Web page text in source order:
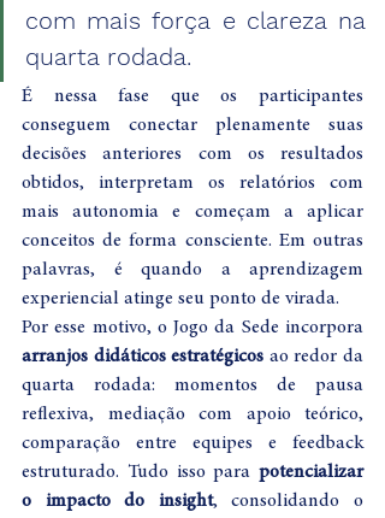
com mais força e clareza na
quarta rodada.
É nessa fase que os participantes
conseguem conectar plenamente suas
decisões anteriores com os resultados
obtidos, interpretam os relatórios com
mais autonomia e começam a aplicar
conceitos de forma consciente. Em outras
palavras, é quando a aprendizagem
experiencial atinge seu ponto de virada.
arranjos didáticos estratégicos ao redor da
quarta rodada: momentos de pausa
reflexiva, mediação com apoio teórico,
comparação entre equipes e feedback
estruturado. Tudo isso para potencializar
o impacto do insight, consolidando o